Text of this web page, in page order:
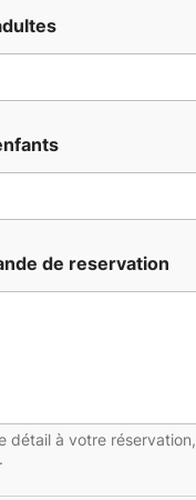
de reservation
détail à votre